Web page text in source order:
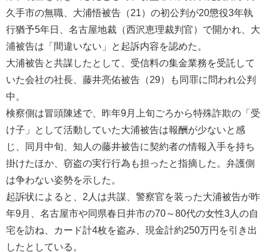
久手市の無職、大浦悟被告（21）の初公判が20懲役3年執
行猶予5年日、名古屋地裁（西沢恵理裁判官）で開かれ、大
浦被告は「間違いない」と起訴内容を認めた。
大浦被告と共謀したとして、受信料の集金業務を受託して
いた会社の社長、藤井亮佑被告（29）も同罪に問われ公判
中。
検察側は冒頭陳述で、昨年9月上旬ごろから特殊詐欺の「受
け子」として活動していた大浦被告は報酬が少ないと感
じ、同月中旬、知人の藤井被告に契約者の情報入手を持ち
掛けたほか、窃盗の実行行為も担ったと指摘した。弁護側
は争わない姿勢を示した。
起訴状によると、2人は共謀、警察官を装った大浦被告が昨
年9月、名古屋市や同県春日井市の70～80代の女性3人の自
宅を訪ね、カード計4枚を盗み、現金計約250万円を引き出
したとしている。